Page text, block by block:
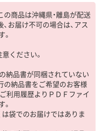
商品は沖縄県・離島が配送
お届け不可の場合は、アス
ください。
納品書が同梱されていない
の納品書をご希望のお客様
利用履歴よりＰＤＦファイ
は袋でのお届けではありま